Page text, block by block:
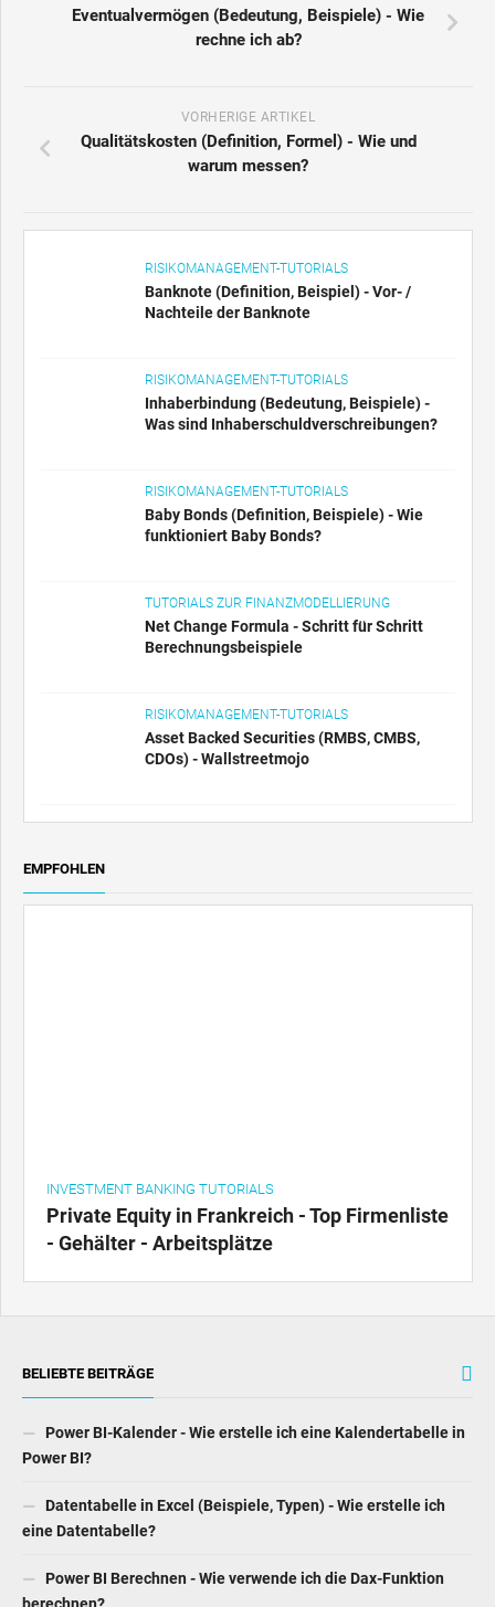
Eventualvermögen (Bedeutung, Beispiele) - Wie
rechne ich ab?
VORHERIGE ARTIKEL
Qualitätskosten (Definition, Formel) - Wie und
warum messen?
RISIKOMANAGEMENT-TUTORIALS
Banknote (Definition, Beispiel) - Vor- /
Nachteile der Banknote
RISIKOMANAGEMENT-TUTORIALS
Inhaberbindung (Bedeutung, Beispiele) -
Was sind Inhaberschuldverschreibungen?
RISIKOMANAGEMENT-TUTORIALS
Baby Bonds (Definition, Beispiele) - Wie
funktioniert Baby Bonds?
TUTORIALS ZUR FINANZMODELLIERUNG
Net Change Formula - Schritt für Schritt
Berechnungsbeispiele
RISIKOMANAGEMENT-TUTORIALS
Asset Backed Securities (RMBS, CMBS,
CDOs) - Wallstreetmojo
EMPFOHLEN
INVESTMENT BANKING TUTORIALS
Private Equity in Frankreich - Top Firmenliste
- Gehälter - Arbeitsplätze
BELIEBTE BEITRÄGE
Power BI-Kalender - Wie erstelle ich eine Kalendertabelle in
Power BI?
Datentabelle in Excel (Beispiele, Typen) - Wie erstelle ich
eine Datentabelle?
Power BI Berechnen - Wie verwende ich die Dax-Funktion